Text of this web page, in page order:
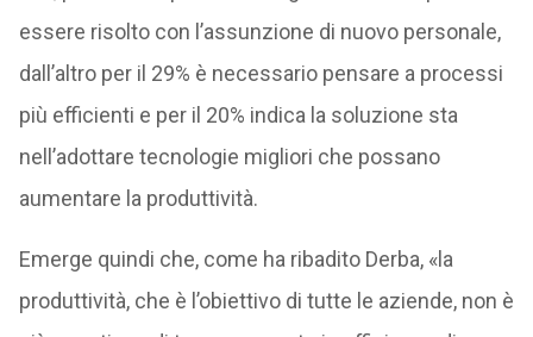
essere risolto con l’assunzione di nuovo personale,
dall’altro per il 29% è necessario pensare a processi
più efficienti e per il 20% indica la soluzione sta
nell’adottare tecnologie migliori che possano
aumentare la produttività.
Emerge quindi che, come ha ribadito Derba, «la
produttività, che è l’obiettivo di tutte le aziende, non è